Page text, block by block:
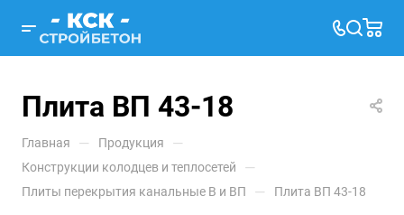
Плита ВП 43-18
Главная — Продукция —
Конструкции колодцев и теплосетей —
Плиты перекрытия канальные В и ВП — Плита ВП 43-18